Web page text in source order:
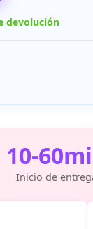
devolución
10-
Inicio de